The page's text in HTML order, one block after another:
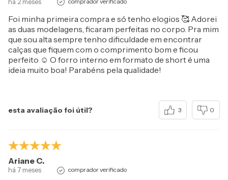
Foi minha primeira compra e só tenho elogios 🥰 Adorei
as duas modelagens, ficaram perfeitas no corpo. Pra mim
que sou alta sempre tenho dificuldade em encontrar
calças que fiquem com o comprimento bom e ficou
perfeito ☺️ O forro interno em formato de short é uma
ideia muito boa! Parabéns pela qualidade!
esta avaliação foi útil? 3 0
Ariane C.
há 7 meses comprador verificado